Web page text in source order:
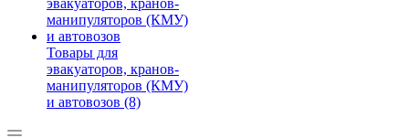
Товары для
эвакуаторов, кранов-
манипуляторов (КМУ)
и автовозов (8)